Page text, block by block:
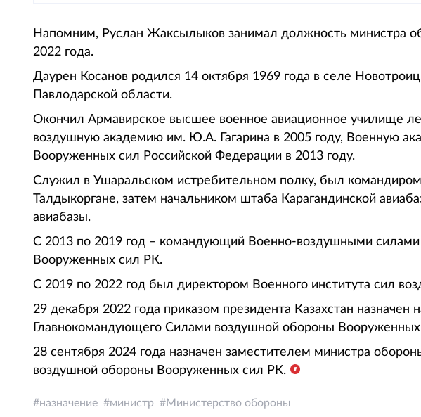
Напомним, Руслан Жаксылыков занимал должность министра
2022 года.
Даурен Косанов родился 14 октября 1969 года в селе
Павлодарской области.
Окончил Армавирское высшее военное авиационное училище
воздушную академию им. Ю.А. Гагарина в 2005 году, Военную
Вооруженных сил Российской Федерации в 2013 году.
Служил в Ушаральском истребительном полку, был
Талдыкоргане, затем начальником штаба Карагандинской
авиабазы.
С 2013 по 2019 год – командующий Военно-воздушными
Вооруженных сил РК.
С 2019 по 2022 год был директором Военного института сил
29 декабря 2022 года приказом президента Казахстан назначен
Главнокомандующего Силами воздушной обороны
28 сентября 2024 года назначен заместителем министра
воздушной обороны Вооруженных сил РК.
назначение министр Министерство обороны